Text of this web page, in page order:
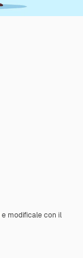
e modificale con il